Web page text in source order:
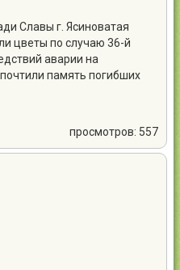
Славы г. Ясиноватая
цветы по случаю 36-й
аварии на
память погибших
просмотров: 557